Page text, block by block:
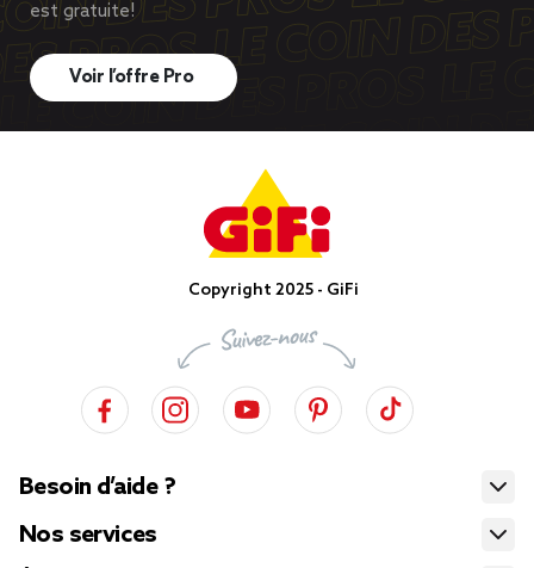
est gratuite!
Voir l’offre Pro
Copyright 2025 - GiFi
Besoin d’aide ?
Nos services